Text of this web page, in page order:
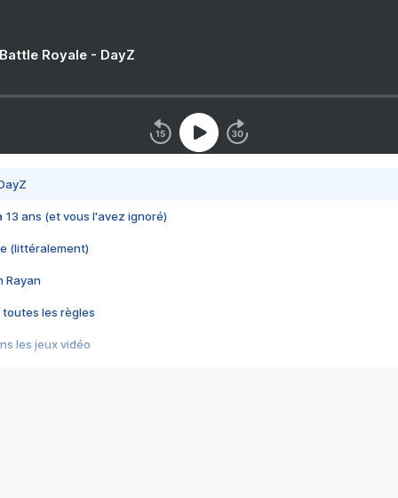
Royale - DayZ
13 ans (et vous l'avez ignoré)
(littéralement)
Rayan
toutes les règles
les jeux vidéo